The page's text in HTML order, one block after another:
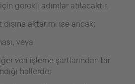
gerekli adımlar atılacaktır.
aktarımı ise ancak;
veya
veri işleme şartlarından bir
hallerde;